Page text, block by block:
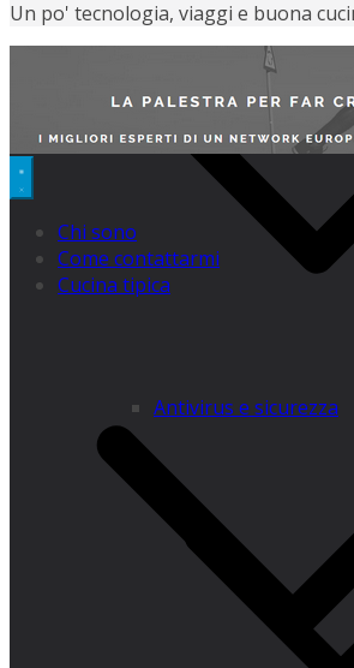
Antivirus e sicurezza
Un po' tecnologia, viaggi e buona
Chi sono
Come contattarmi
Cucina tipica